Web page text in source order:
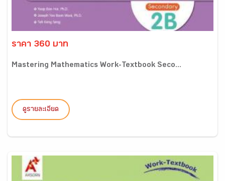
ราคา 360 บาท
Mastering Mathematics Work-Textbook Seco...
ดูรายละเอียด